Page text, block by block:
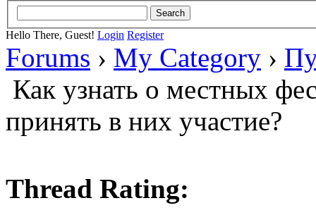
Hello There, Guest! Login Register
Forums › My Category ›
Как узнать о местных
принять в них участие?
Thread Rating: